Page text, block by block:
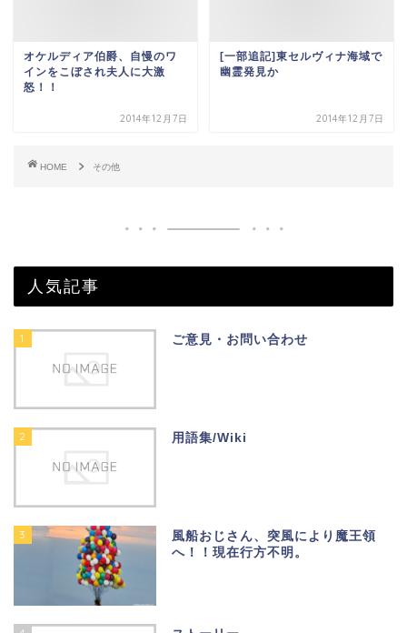
オケルディア伯爵、自慢のワ
インをこぼされ夫人に大激
怒！！
2014年12月7日
[一部追記]東セルヴィナ海域で
幽霊発見か
2014年12月7日
HOME その他
人気記事
1 ご意見・お問い合わせ
2 用語集/Wiki
3
風船おじさん、突風により魔王領
へ！！現在行方不明。